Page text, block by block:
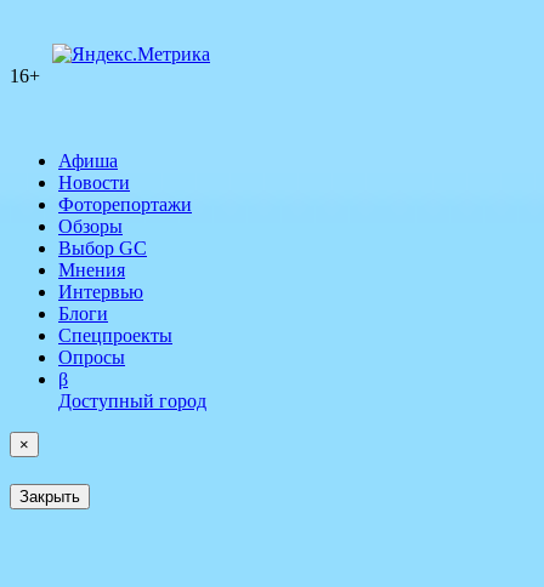
16+
Афиша
Новости
Фоторепортажи
Обзоры
Выбор GC
Мнения
Интервью
Блоги
Спецпроекты
Опросы
β
Доступный город
×
Закрыть